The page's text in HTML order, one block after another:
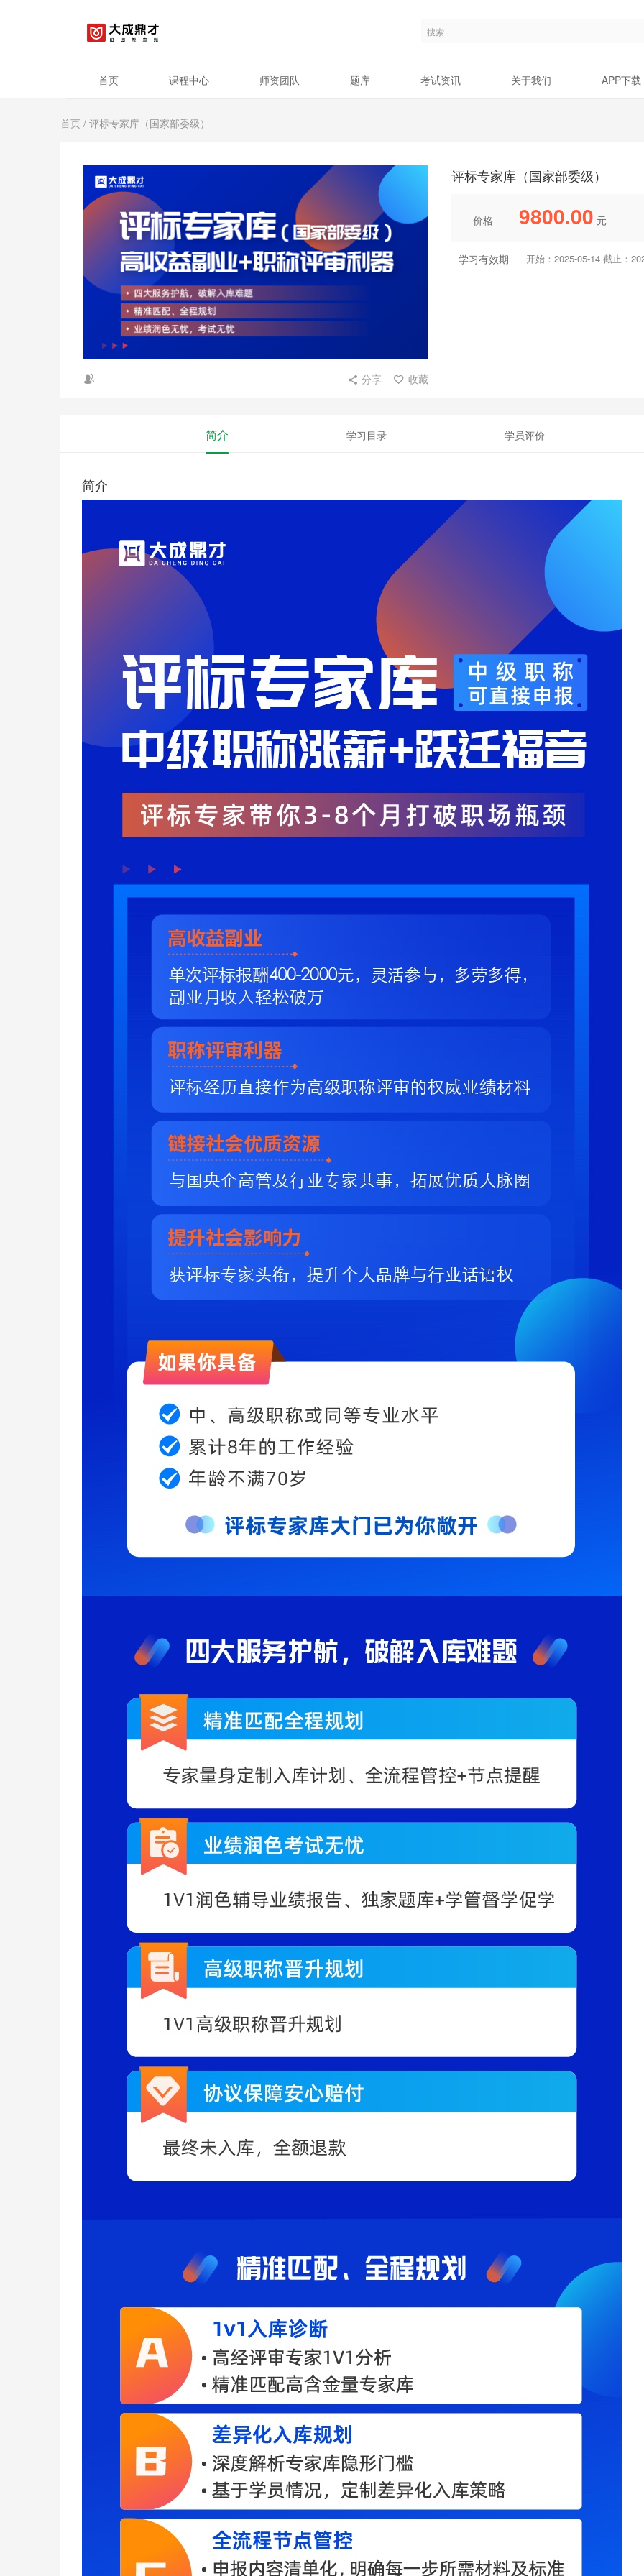
首页 课程中心 师资团队 题库 考试资讯 关于我们 APP下载
首页 / 评标专家库（国家部委级）
分享 收藏
评标专家库（国家部委级）
价格 9800.00 元
学习有效期 开始：2025-05-14 截止：
简介 学习目录 学员评价
简介